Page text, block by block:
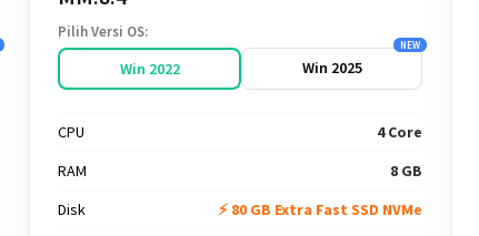
Pilih Versi OS:
Win 2022 Win 2025
NEW
CPU
4 Core
RAM
8 GB
Disk
⚡ 80 GB Extra Fast SSD NVMe